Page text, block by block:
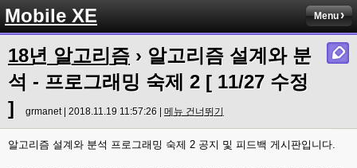
Mobile XE Menu
18년 알고리즘 › 알고리즘 설계와 분
석 - 프로그래밍 숙제 2 [ 11/27 수정
]
grmanet | 2018.11.19 11:57:26 | 메뉴 건너뛰기
알고리즘 설계와 분석 프로그래밍 숙제 2 공지 및 피드백 게시판입니다.